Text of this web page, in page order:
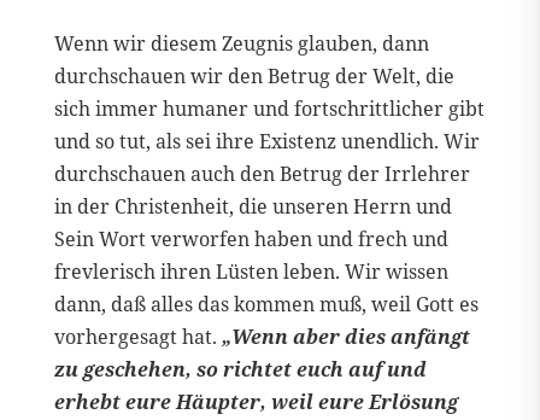
Wenn wir diesem Zeugnis glauben, dann
durchschauen wir den Betrug der Welt, die
sich immer humaner und fortschrittlicher gibt
und so tut, als sei ihre Existenz unendlich. Wir
durchschauen auch den Betrug der Irrlehrer
in der Christenheit, die unseren Herrn und
Sein Wort verworfen haben und frech und
frevlerisch ihren Lüsten leben. Wir wissen
dann, daß alles das kommen muß, weil Gott es
vorhergesagt hat. „Wenn aber dies anfängt
zu geschehen, so richtet euch auf und
erhebt eure Häupter, weil eure Erlösung